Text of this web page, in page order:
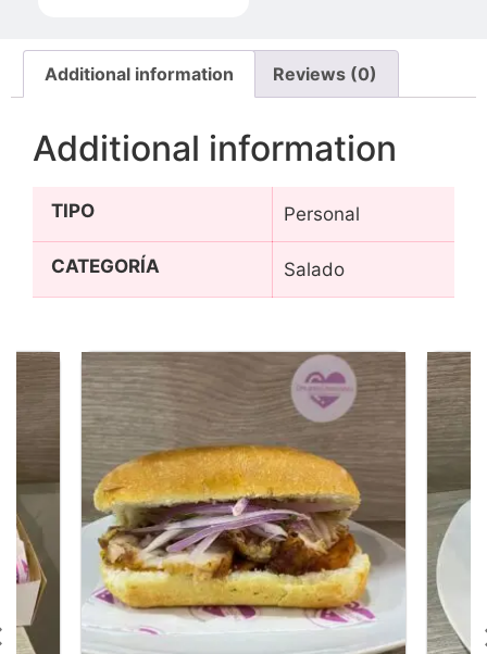
Additional information Reviews (0)
Additional information
TIPO Personal
CATEGORÍA Salado